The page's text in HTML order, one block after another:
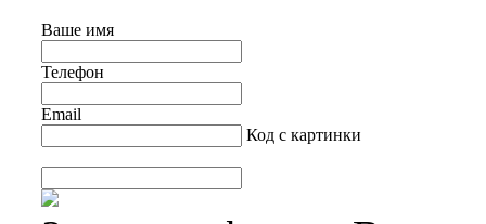
Ваше имя
Телефон
Email
Код с картинки